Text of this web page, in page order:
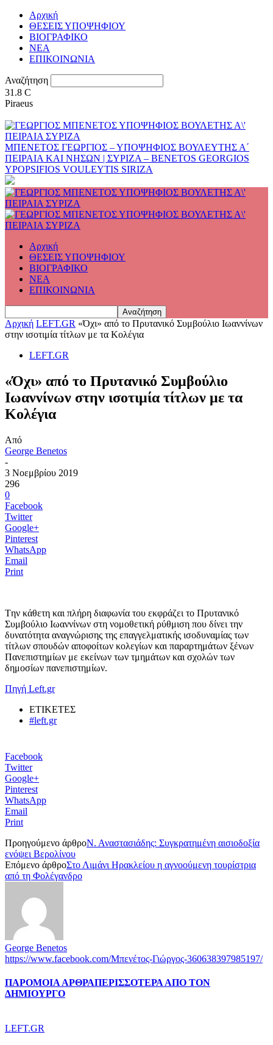
Αρχική
ΘΕΣΕΙΣ ΥΠΟΨΗΦΙΟΥ
ΒΙΟΓΡΑΦΙΚΟ
ΝΕΑ
ΕΠΙΚΟΙΝΩΝΙΑ
Αναζήτηση
31.8 C
Piraeus
ΜΠΕΝΕΤΟΣ ΓΕΩΡΓΙΟΣ – ΥΠΟΨΗΦΙΟΣ ΒΟΥΛΕΥΤΗΣ Α΄
ΠΕΙΡΑΙΑ ΚΑΙ ΝΗΣΩΝ | ΣΥΡΙΖΑ – BENETOS GEORGIOS
YPOPSIFIOS VOULEYTIS SIRIZA
Αρχική
ΘΕΣΕΙΣ ΥΠΟΨΗΦΙΟΥ
ΒΙΟΓΡΑΦΙΚΟ
ΝΕΑ
ΕΠΙΚΟΙΝΩΝΙΑ
Αρχική LEFT.GR «Όχι» από το Πρυτανικό Συμβούλιο Ιωαννίνων
στην ισοτιμία τίτλων με τα Κολέγια
LEFT.GR
«Όχι» από το Πρυτανικό Συμβούλιο
Ιωαννίνων στην ισοτιμία τίτλων με τα
Κολέγια
Από
George Benetos
-
3 Νοεμβρίου 2019
296
0
Facebook
Twitter
Google+
Pinterest
WhatsApp
Email
Print
Tην κάθετη και πλήρη διαφωνία του εκφράζει το Πρυτανικό
Συμβούλιο Ιωαννίνων στη νομοθετική ρύθμιση που δίνει την
δυνατότητα αναγνώρισης της επαγγελματικής ισοδυναμίας των
τίτλων σπουδών αποφοίτων κολεγίων και παραρτημάτων ξένων
Πανεπιστημίων με εκείνων των τμημάτων και σχολών των
δημοσίων πανεπιστημίων.
Πηγή Left.gr
ΕΤΙΚΕΤΕΣ
#left.gr
Facebook
Twitter
Google+
Pinterest
WhatsApp
Email
Print
Προηγούμενο άρθροΝ. Αναστασιάδης: Συγκρατημένη αισιοδοξία
ενόψει Βερολίνου
Επόμενο άρθροΣτο Λιμάνι Ηρακλείου η αγνοούμενη τουρίστρια
από τη Φολέγανδρο
George Benetos
https://www.facebook.com/Μπενέτος-Γιώργος-360638397985197/
ΠΑΡΟΜΟΙΑ ΑΡΘΡΑΠΕΡΙΣΣΟΤΕΡΑ ΑΠΟ ΤΟΝ
ΔΗΜΙΟΥΡΓΟ
LEFT.GR